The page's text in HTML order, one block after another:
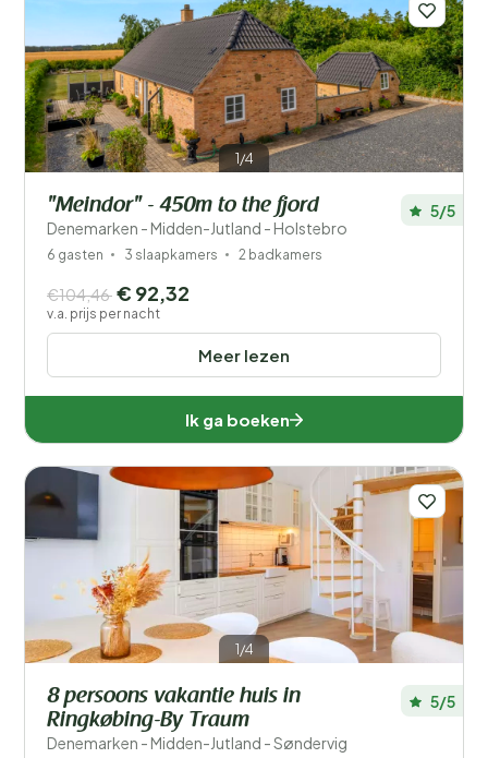
1/4
"Meindor" - 450m to the fjord
Denemarken - Midden-Jutland - Holstebro
5/5
6 gasten 3 slaapkamers 2 badkamers
Meer lezen
€104,46 € 92,32
v.a. prijs per nacht
Ik ga boeken
1/4
8 persoons vakantie huis in
Ringkøbing-By Traum
Denemarken - Midden-Jutland - Søndervig
5/5